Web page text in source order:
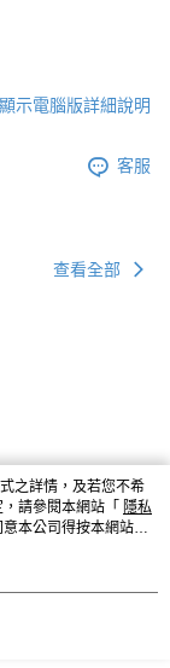
顯示電腦版詳細說明
客服
查看全部
之詳情，及若您不希
請參閱本網站「 隱私
本公司得按本網站使